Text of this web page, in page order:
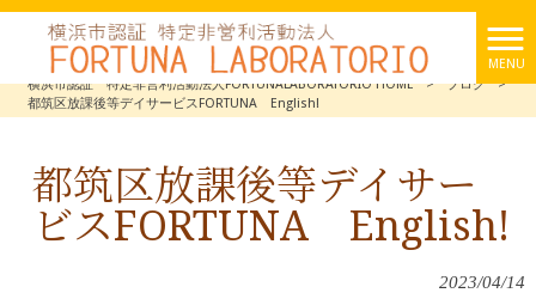
MENU
横浜市認証 特定非営利活動法人FORTUNALABORATORIO HOME
> ブログ
>
都筑区放課後等デイサービスFORTUNA English!
都筑区放課後等デイサー
ビスFORTUNA English!
2023/04/14